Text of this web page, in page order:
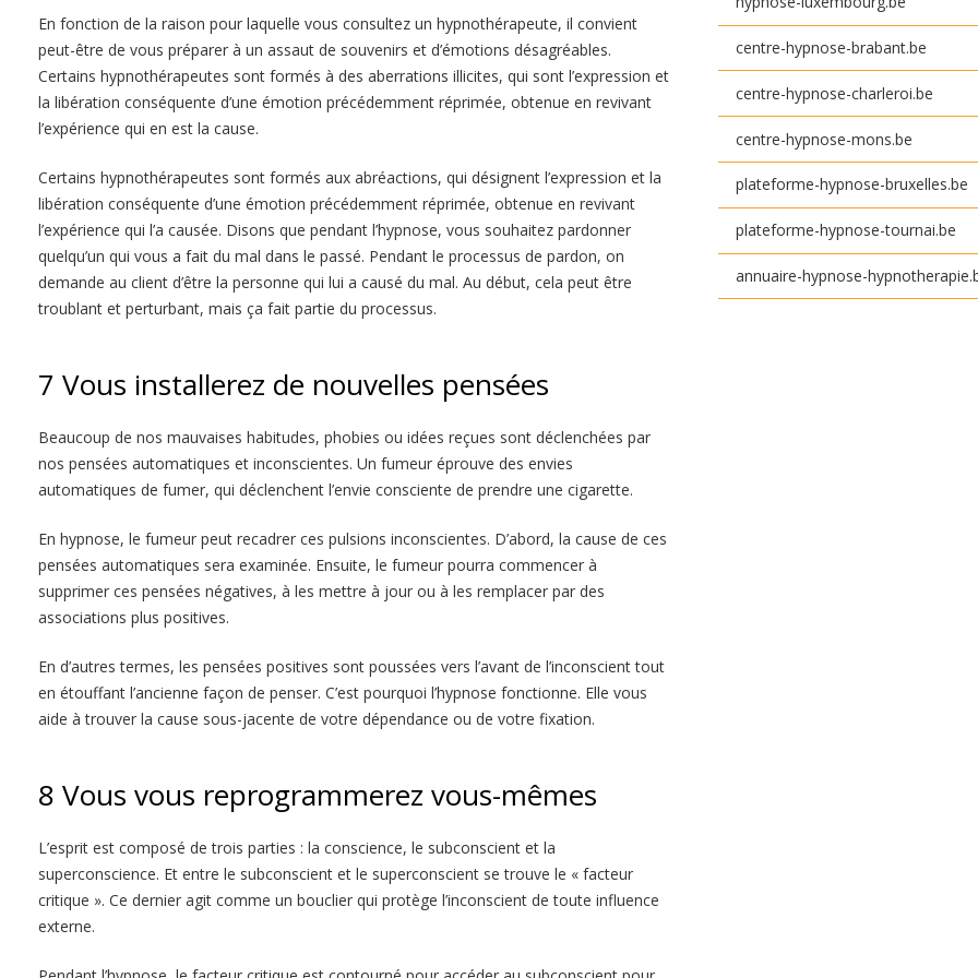
En fonction de la raison pour laquelle vous consultez un hypnothérapeute, il convient
peut-être de vous préparer à un assaut de souvenirs et d’émotions désagréables.
Certains hypnothérapeutes sont formés à des aberrations illicites, qui sont l’expression et
la libération conséquente d’une émotion précédemment réprimée, obtenue en revivant
l’expérience qui en est la cause.
Certains hypnothérapeutes sont formés aux abréactions, qui désignent l’expression et la
libération conséquente d’une émotion précédemment réprimée, obtenue en revivant
l’expérience qui l’a causée. Disons que pendant l’hypnose, vous souhaitez pardonner
quelqu’un qui vous a fait du mal dans le passé. Pendant le processus de pardon, on
demande au client d’être la personne qui lui a causé du mal. Au début, cela peut être
troublant et perturbant, mais ça fait partie du processus.
7 Vous installerez de nouvelles pensées
Beaucoup de nos mauvaises habitudes, phobies ou idées reçues sont déclenchées par
nos pensées automatiques et inconscientes. Un fumeur éprouve des envies
automatiques de fumer, qui déclenchent l’envie consciente de prendre une cigarette.
En hypnose, le fumeur peut recadrer ces pulsions inconscientes. D’abord, la cause de ces
pensées automatiques sera examinée. Ensuite, le fumeur pourra commencer à
supprimer ces pensées négatives, à les mettre à jour ou à les remplacer par des
associations plus positives.
En d’autres termes, les pensées positives sont poussées vers l’avant de l’inconscient tout
en étouffant l’ancienne façon de penser. C’est pourquoi l’hypnose fonctionne. Elle vous
aide à trouver la cause sous-jacente de votre dépendance ou de votre fixation.
8 Vous vous reprogrammerez vous-mêmes
L’esprit est composé de trois parties : la conscience, le subconscient et la
superconscience. Et entre le subconscient et le superconscient se trouve le « facteur
critique ». Ce dernier agit comme un bouclier qui protège l’inconscient de toute influence
externe.
centre-hypnose-brabant.be
centre-hypnose-charleroi.be
centre-hypnose-mons.be
plateforme-hypnose-bruxelles.be
plateforme-hypnose-tournai.be
annuaire-hypnose-